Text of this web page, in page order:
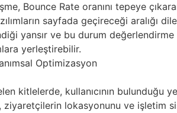
Bounce Rate oranını tepeye
sayfada geçireceği
yansır ve bu durum
yerleştirebilir.
Optimizasyon
kitlelerde, kullanıcının bulunduğu
ziyaretçilerin lokasyonunu ve işletim